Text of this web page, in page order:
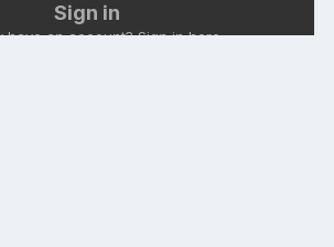
Sign in
have an account? Sign in here.